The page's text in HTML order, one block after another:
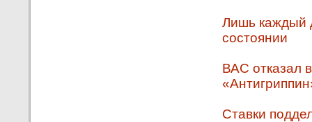
Лишь каждый
состоянии
ВАС отказал
Ставки